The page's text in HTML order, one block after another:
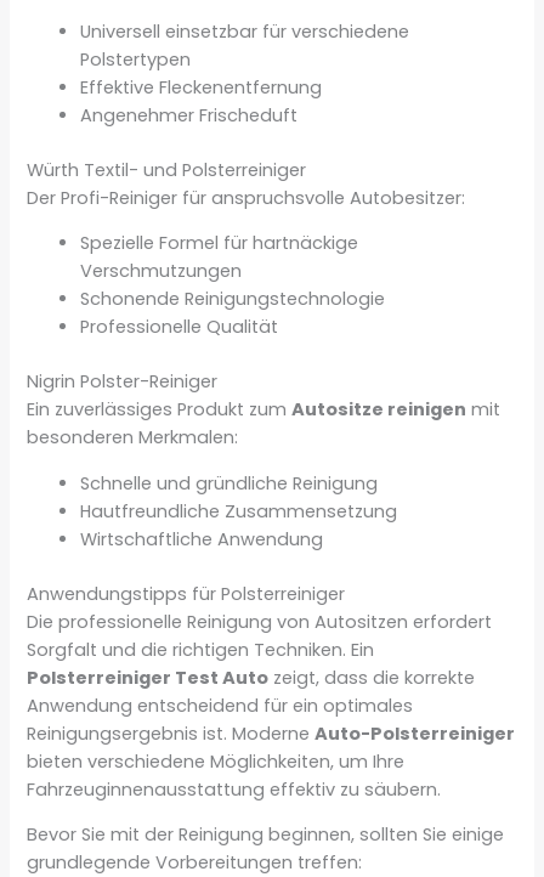
Universell einsetzbar für verschiedene
Polstertypen
Effektive Fleckenentfernung
Angenehmer Frischeduft
Würth Textil- und Polsterreiniger
Der Profi-Reiniger für anspruchsvolle Autobesitzer:
Spezielle Formel für hartnäckige
Verschmutzungen
Schonende Reinigungstechnologie
Professionelle Qualität
Nigrin Polster-Reiniger
Ein zuverlässiges Produkt zumAutositze reinigen mit
besonderen Merkmalen:
Schnelle und gründliche Reinigung
Hautfreundliche Zusammensetzung
Wirtschaftliche Anwendung
Anwendungstipps für Polsterreiniger
Die professionelle Reinigung von Autositzen erfordert
Sorgfalt und die richtigen Techniken. Ein
Polsterreiniger Test Auto zeigt, dass die korrekte
Anwendung entscheidend für ein optimales
Reinigungsergebnis ist. ModerneAuto-Polsterreiniger
bieten verschiedene Möglichkeiten, um Ihre
Fahrzeuginnenausstattung effektiv zu säubern.
Bevor Sie mit der Reinigung beginnen, sollten Sie einige
grundlegende Vorbereitungen treffen: